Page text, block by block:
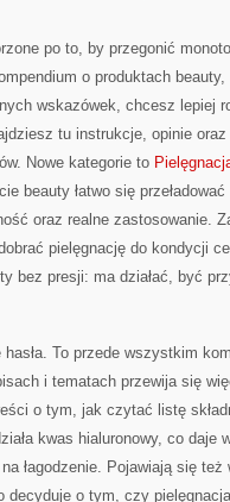
po to, by przegonić
o produktach
wskazówek, chcesz lepiej
tu instrukcje, opinie oraz
Nowe kategorie to
beauty łatwo się
oraz realne zastosowanie.
pielęgnację do kondycji
bez presji: ma działać, być
To przede wszystkim
i tematach przewija się
o tym, jak czytać listę
kwas hialuronowy, co daje
łagodzenie. Pojawiają się
decyduje o tym, czy